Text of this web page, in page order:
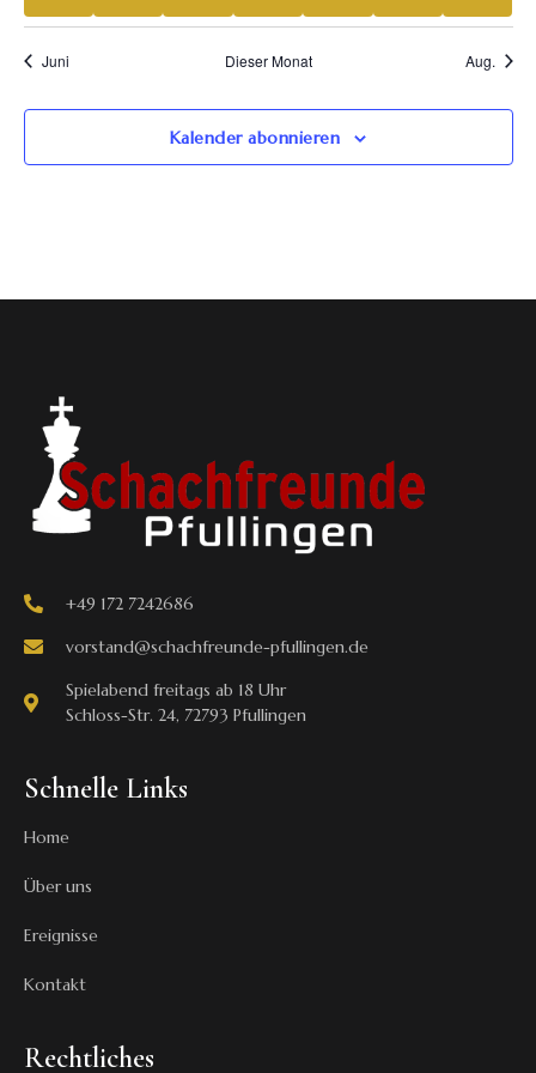
Juni Dieser Monat Aug.
Kalender abonnieren
+49 172 7242686
vorstand@schachfreunde-pfullingen.de
Spielabend freitags ab 18 Uhr
Schloss-Str. 24, 72793 Pfullingen
Schnelle Links
Home
Über uns
Ereignisse
Kontakt
Rechtliches